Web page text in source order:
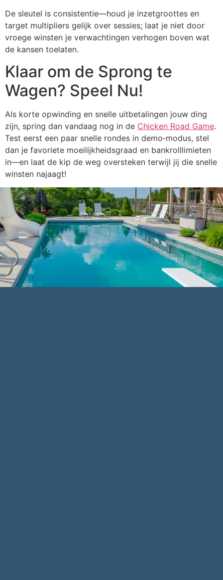
De sleutel is consistentie—houd je inzetgroottes en
target multipliers gelijk over sessies; laat je niet door
vroege winsten je verwachtingen verhogen boven wat
de kansen toelaten.
Klaar om de Sprong te
Wagen? Speel Nu!
Als korte opwinding en snelle uitbetalingen jouw ding
zijn, spring dan vandaag nog in de Chicken Road Game.
Test eerst een paar snelle rondes in demo‑modus, stel
dan je favoriete moeilijkheidsgraad en bankrolllimieten
in—en laat de kip de weg oversteken terwijl jij die snelle
winsten najaagt!